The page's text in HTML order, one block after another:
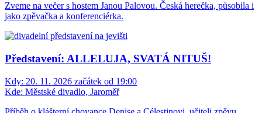
Zveme na večer s hostem Janou Palovou. Česká herečka, působila i
jako zpěvačka a konferenciérka.
Představení: ALLELUJA, SVATÁ NITUŠ!
Kdy: 20. 11. 2026 začátek od 19:00
Kde: Městské divadlo, Jaroměř